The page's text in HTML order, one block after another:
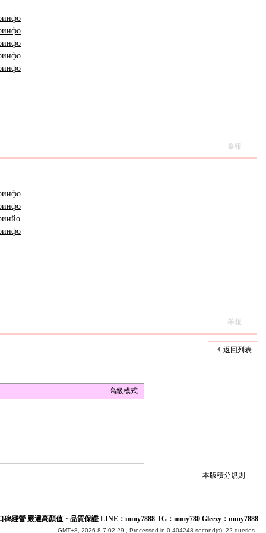
инфо
инфо
инфо
инфо
инфо
舉報
инфо
инфо
инйо
инфо
舉報
返回列表
高級模式
本版積分規則
碑經營 嚴選高顏值・品質保證 LINE：mmy7888 TG：mmy780 Gleezy：mmy7888
GMT+8, 2026-8-7 02:29 , Processed in 0.404248 second(s), 22 queries .